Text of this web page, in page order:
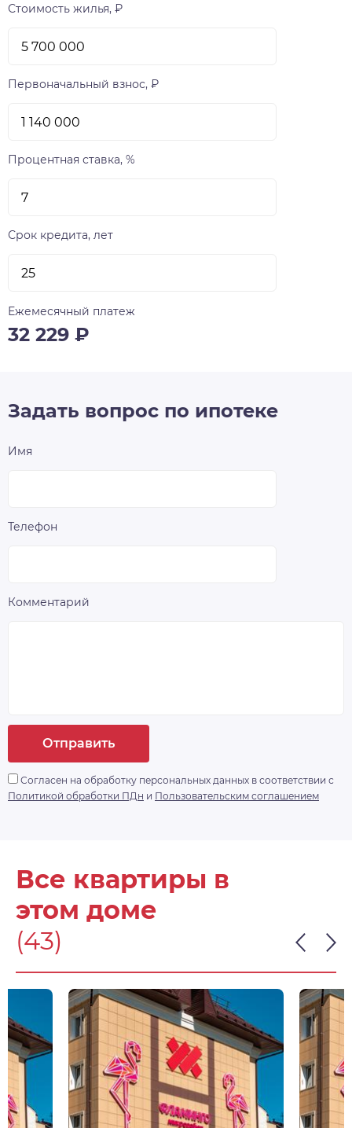
Стоимость жилья, ₽
Первоначальный взнос, ₽
Процентная ставка, %
Срок кредита, лет
Ежемесячный платеж
32 229 ₽
Задать вопрос по ипотеке
Имя
Телефон
Комментарий
Отправить
Согласен на обработку персональных данных в соответствии с
Политикой обработки ПДн и Пользовательским соглашением
Все квартиры в
этом доме
(43)